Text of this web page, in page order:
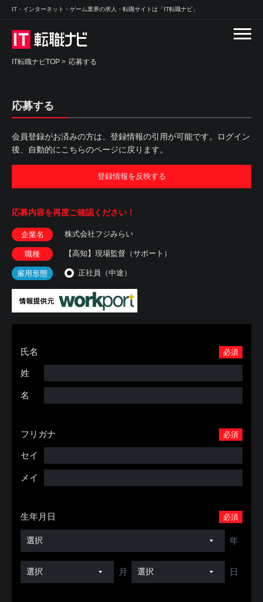
IT・インターネット・ゲーム業界の求人・転職サイトは「IT転職ナビ」
IT転職ナビTOP > 応募する
応募する
会員登録がお済みの方は、登録情報の引用が可能です。ログイン
後、自動的にこちらのページに戻ります。
登録情報を反映する
応募内容を再度ご確認ください！
企業名 株式会社フジみらい
職種 【高知】現場監督（サポート）
雇用形態 正社員（中途）
必須
氏名
姓
名
必須
フリガナ
セイ
メイ
必須
生年月日
年
月 日